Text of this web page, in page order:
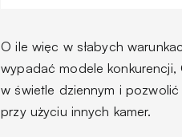
O ile więc w słabych
wypadać modele
w świetle dziennym i
przy użyciu innych kamer.